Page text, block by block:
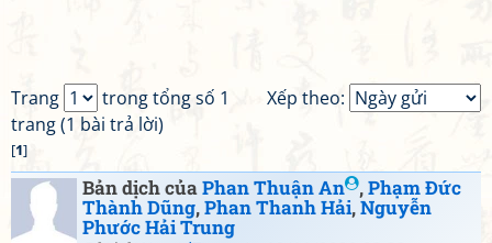
Xếp theo:
Trang
trong tổng số 1
trang (1 bài trả lời)
[1]
Bản dịch củaPhan Thuận An ,Phạm Đức
Thành Dũng,Phan Thanh Hải,Nguyễn
Phước Hải Trung